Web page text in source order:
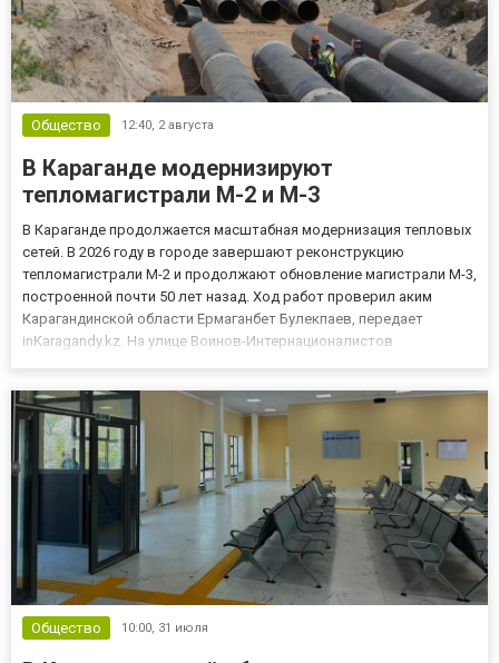
Общество 12:40, 2 августа
В Караганде модернизируют
тепломагистрали М-2 и М-3
В Караганде продолжается масштабная модернизация тепловых
сетей. В 2026 году в городе завершают реконструкцию
тепломагистрали М-2 и продолжают обновление магистрали М-3,
построенной почти 50 лет назад. Ход работ проверил аким
Карагандинской области Ермаганбет Булекпаев, передает
inKaragandy.kz. На улице Воинов-Интернационалистов
проект планируют...
Общество 10:00, 31 июля